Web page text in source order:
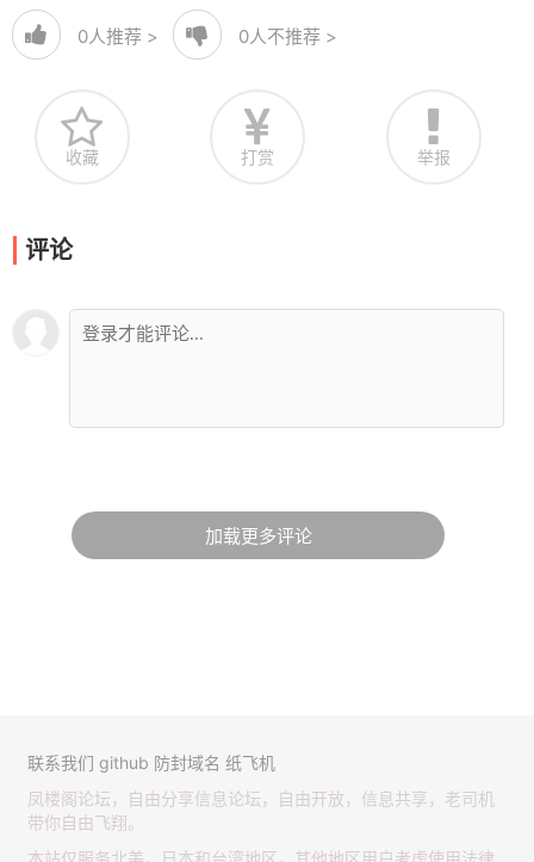
0人推荐 > 0人不推荐 >
收藏 打赏 举报
评论
加载更多评论
联系我们 github 防封域名 纸飞机
凤楼阁论坛，自由分享信息论坛，自由开放，信息共享，老司机
带你自由飞翔。
本站仅服务北美，日本和台湾地区，其他地区用户考虑使用法律